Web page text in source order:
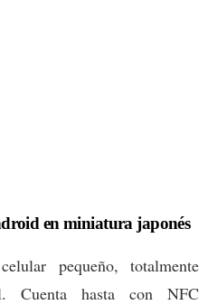
en miniatura japonés
pequeño, totalmente
Cuenta hasta con NFC